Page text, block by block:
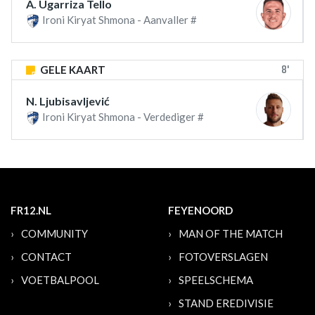
A. Ugarriza Tello
Ironi Kiryat Shmona - Aanvaller #
GELE KAART 8'
N. Ljubisavljević
Ironi Kiryat Shmona - Verdediger #
FR12.NL
COMMUNITY
CONTACT
VOETBALPOOL
FEYENOORD
MAN OF THE MATCH
FOTOVERSLAGEN
SPEELSCHEMA
STAND EREDIVISIE